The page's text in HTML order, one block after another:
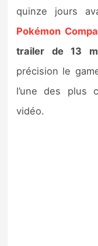
Sorties de
Bons plans
Guides
quinze jours
Pokémon
trailer de 13
précision le
l’une des plus
vidéo.